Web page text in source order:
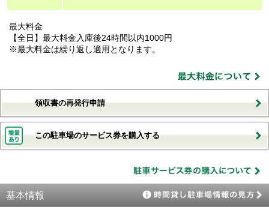
最大料金
【全日】最大料金入庫後24時間以内1000円
※最大料金は繰り返し適用となります。
領収書の再発行申請
この駐車場のサービス券を購入する
基本情報